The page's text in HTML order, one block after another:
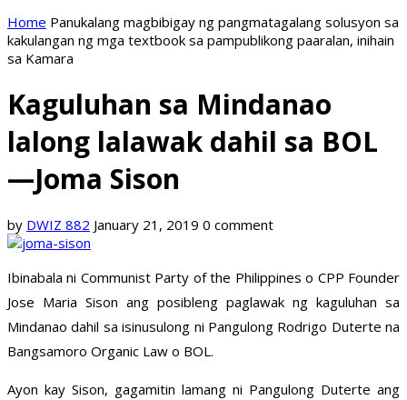
Home Panukalang magbibigay ng pangmatagalang solusyon sa
kakulangan ng mga textbook sa pampublikong paaralan, inihain
sa Kamara
Kaguluhan sa Mindanao
lalong lalawak dahil sa BOL
—Joma Sison
by DWIZ 882 January 21, 2019 0 comment
Ibinabala ni Communist Party of the Philippines o CPP Founder
Jose Maria Sison ang posibleng paglawak ng kaguluhan sa
Mindanao dahil sa isinusulong ni Pangulong Rodrigo Duterte na
Bangsamoro Organic Law o BOL.
Ayon kay Sison, gagamitin lamang ni Pangulong Duterte ang